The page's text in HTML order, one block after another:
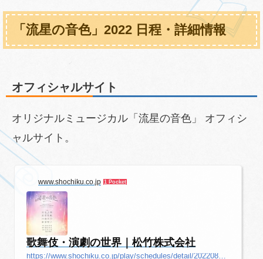
「流星の音色」2022 日程・詳細情報
オフィシャルサイト
オリジナルミュージカル「流星の音色」 オフィシ
ャルサイト。
www.shochiku.co.jp 1 Pocket
歌舞伎・演劇の世界｜松竹株式会社